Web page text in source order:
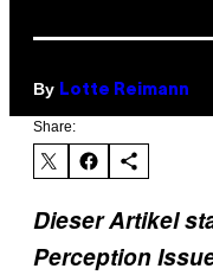
By Lotte Reimann
Share:
Dieser Artikel
Perception